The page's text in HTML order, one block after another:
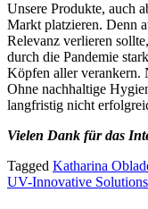
Unsere Produkte, auch
Markt platzieren. Denn
Relevanz verlieren
durch die Pandemie
Köpfen aller verankern.
Ohne nachhaltige
langfristig nicht
Vielen Dank für das
Tagged Katharina
UV-Innovative Solutions